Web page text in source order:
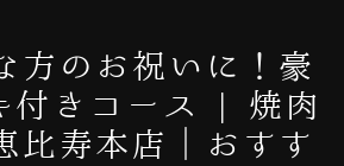
方のお祝いに！豪
付きコース | 焼肉
比寿本店｜おすす